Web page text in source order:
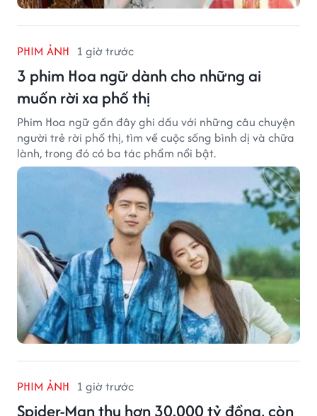
PHIM ẢNH 1 giờ trước
3 phim Hoa ngữ dành cho những ai
muốn rời xa phố thị
Phim Hoa ngữ gần đây ghi dấu với những câu chuyện
người trẻ rời phố thị, tìm về cuộc sống bình dị và chữa
lành, trong đó có ba tác phẩm nổi bật.
PHIM ẢNH 1 giờ trước
Spider-Man thu hơn 30.000 tỷ đồng, còn